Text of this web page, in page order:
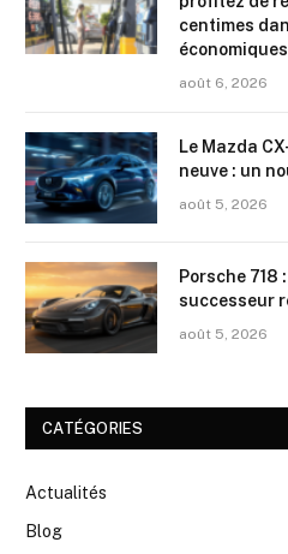
centimes
économiques
août 6, 2026
Le Mazda
neuve : un
août 5, 2026
Porsche 718
successeur
août 5, 2026
CATÉGORIES
Actualités
Blog